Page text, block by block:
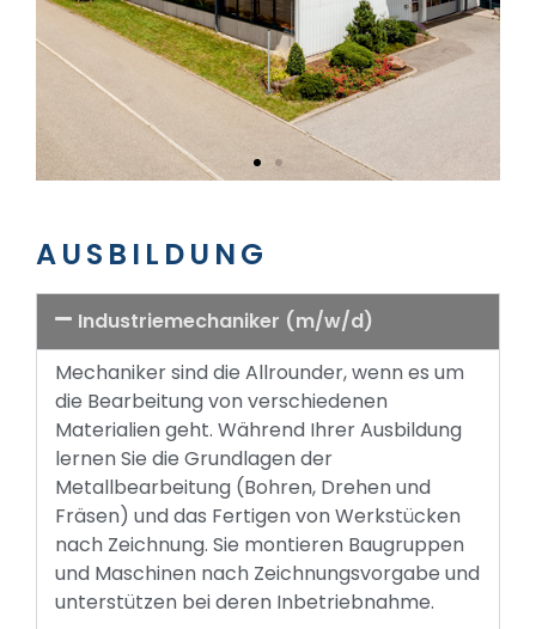
AUSBILDUNG
Industriemechaniker (m/w/d)
Mechaniker sind die Allrounder, wenn es um
die Bearbeitung von verschiedenen
Materialien geht. Während Ihrer Ausbildung
lernen Sie die Grundlagen der
Metallbearbeitung (Bohren, Drehen und
Fräsen) und das Fertigen von Werkstücken
nach Zeichnung. Sie montieren Baugruppen
und Maschinen nach Zeichnungsvorgabe und
unterstützen bei deren Inbetriebnahme.